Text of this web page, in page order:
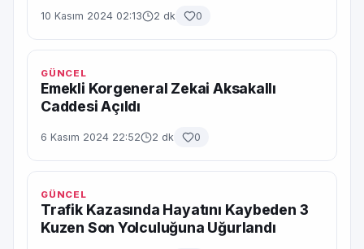
10 Kasım 2024 02:13 2 dk 0
GÜNCEL
Emekli Korgeneral Zekai Aksakallı
Caddesi Açıldı
6 Kasım 2024 22:52 2 dk 0
GÜNCEL
Trafik Kazasında Hayatını Kaybeden 3
Kuzen Son Yolculuğuna Uğurlandı